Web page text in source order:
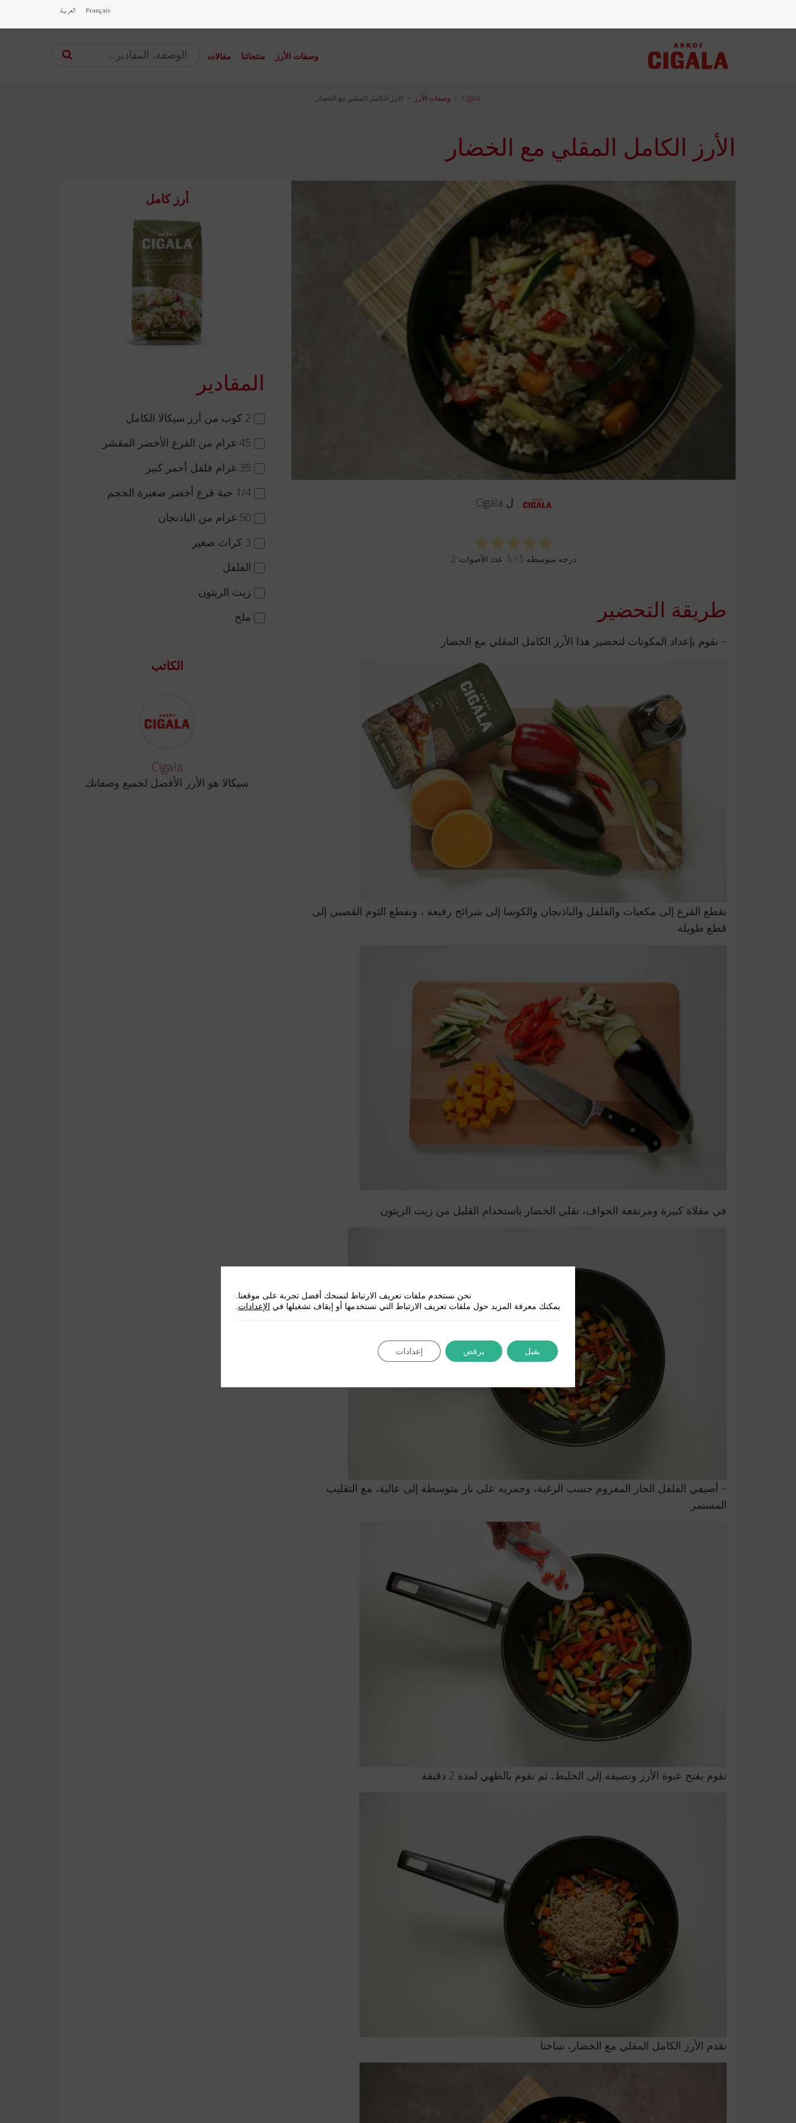
Français العربية
وصفات الأرز منتجاتنا مقالات
Cigala
» وصفات الأرز » الأرز الكامل المقلي مع الخضار
الأرز الكامل المقلي مع الخضار
ل Cigala
درجه متوسطه 5 / 5. عدد الأصوات: 2
أرز كامل
المقادير
2 كوب من أرز سيكالا الكامل
45 غرام من القرع الأخضر المقشر
35 غرام فلفل أحمر كبير
1/4 حبة قرع أخضر صغيرة الحجم
50 غرام من الباذنجان
3 كراث صغير
الفلفل
زيت الزيتون
ملح
الكاتب
Cigala
سيكالا هو الأرز الأفضل لجميع وصفاتك
طريقة التحضير
– نقوم بإعداد المكونات لتحضير هذا الأرز الكامل المقلي مع الخضار
نقطع القرع إلى مكعبات والفلفل والباذنجان والكوسا إلى شرائح رفيعة ، ونقطع الثوم القصبي إلى
قطع طويلة.
في مقلاة كبيرة ومرتفعة الحواف، نقلي الخضار باستخدام القليل من زيت الزيتون.
– أضيفي الفلفل الحار المفروم حسب الرغبة، وحمريه على نار متوسطة إلى عالية، مع التقليب
المستمر.
نقوم بفتح عبوة الأرز ونضيفه إلى الخليط، ثم نقوم بالطهي لمدة 2 دقيقة.
نقدم الأرز الكامل المقلي مع الخضار، ساخنا
نحن نستخدم ملفات تعريف الارتباط لنمنحك أفضل تجربة على موقعنا.
يمكنك معرفة المزيد حول ملفات تعريف الارتباط التي نستخدمها أو إيقاف تشغيلها في الإعدادات
يقبل يرفض إعدادات